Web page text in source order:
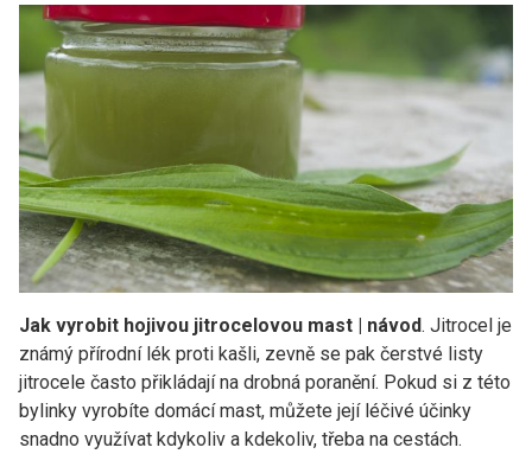
Jak vyrobit hojivou jitrocelovou mast | návod. Jitrocel je
známý přírodní lék proti kašli, zevně se pak čerstvé listy
jitrocele často přikládají na drobná poranění. Pokud si z této
bylinky vyrobíte domácí mast, můžete její léčivé účinky
snadno využívat kdykoliv a kdekoliv, třeba na cestách.